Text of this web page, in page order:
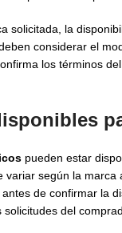
solicitada, la
considerar el
los términos
pueden estar
según la
de confirmar la
del